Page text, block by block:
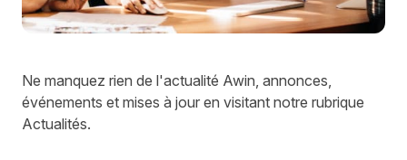
Ne manquez rien de l'actualité Awin, annonces,
événements et mises à jour en visitant notre rubrique
Actualités.